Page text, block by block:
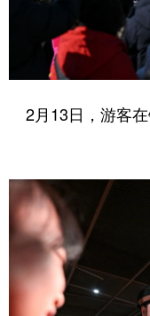
2月13日，游客